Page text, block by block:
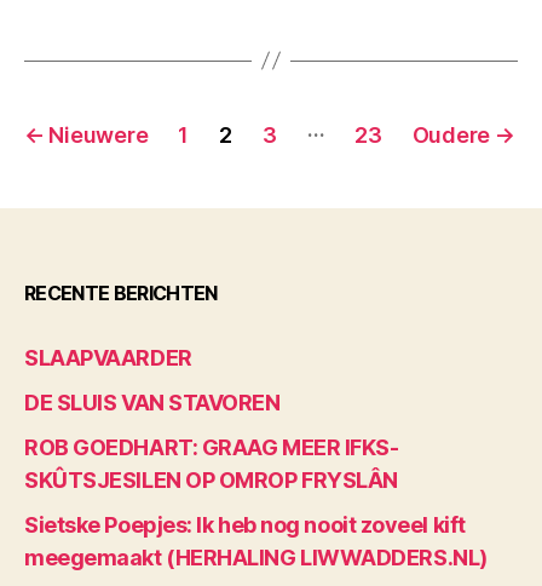
Berichten
← Nieuwere 1 2 3 … 23 Oudere →
RECENTE BERICHTEN
SLAAPVAARDER
DE SLUIS VAN STAVOREN
ROB GOEDHART: GRAAG MEER IFKS-
SKÛTSJESILEN OP OMROP FRYSLÂN
Sietske Poepjes: Ik heb nog nooit zoveel kift
meegemaakt (HERHALING LIWWADDERS.NL)